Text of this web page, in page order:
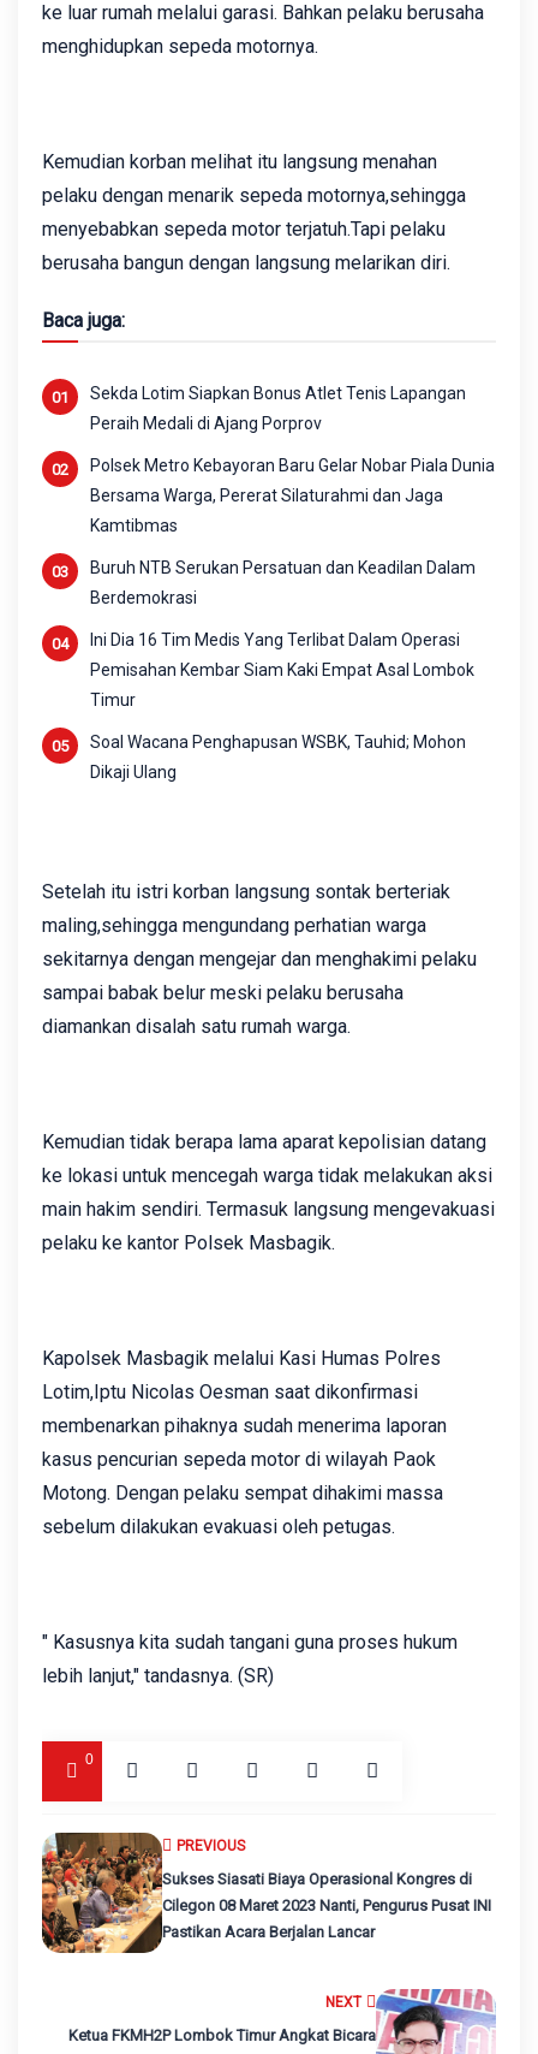
ke luar rumah melalui garasi. Bahkan pelaku berusaha
menghidupkan sepeda motornya.
Kemudian korban melihat itu langsung menahan
pelaku dengan menarik sepeda motornya,sehingga
menyebabkan sepeda motor terjatuh.Tapi pelaku
berusaha bangun dengan langsung melarikan diri.
Baca juga:
Sekda Lotim Siapkan Bonus Atlet Tenis Lapangan
Peraih Medali di Ajang Porprov
Polsek Metro Kebayoran Baru Gelar Nobar Piala Dunia
Bersama Warga, Pererat Silaturahmi dan Jaga
Kamtibmas
Buruh NTB Serukan Persatuan dan Keadilan Dalam
Berdemokrasi
Ini Dia 16 Tim Medis Yang Terlibat Dalam Operasi
Pemisahan Kembar Siam Kaki Empat Asal Lombok
Timur
Soal Wacana Penghapusan WSBK, Tauhid; Mohon
Dikaji Ulang
Setelah itu istri korban langsung sontak berteriak
maling,sehingga mengundang perhatian warga
sekitarnya dengan mengejar dan menghakimi pelaku
sampai babak belur meski pelaku berusaha
diamankan disalah satu rumah warga.
Kemudian tidak berapa lama aparat kepolisian datang
ke lokasi untuk mencegah warga tidak melakukan aksi
main hakim sendiri. Termasuk langsung mengevakuasi
pelaku ke kantor Polsek Masbagik.
Kapolsek Masbagik melalui Kasi Humas Polres
Lotim,Iptu Nicolas Oesman saat dikonfirmasi
membenarkan pihaknya sudah menerima laporan
kasus pencurian sepeda motor di wilayah Paok
Motong. Dengan pelaku sempat dihakimi massa
sebelum dilakukan evakuasi oleh petugas.
" Kasusnya kita sudah tangani guna proses hukum
lebih lanjut," tandasnya. (SR)
0
NEXT
Ketua FKMH2P Lombok Timur Angkat Bicara
PREVIOUS
Sukses Siasati Biaya Operasional Kongres di
Cilegon 08 Maret 2023 Nanti, Pengurus Pusat INI
Pastikan Acara Berjalan Lancar